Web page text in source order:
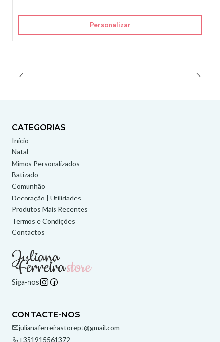
Personalizar
CATEGORIAS
Início
Natal
Mimos Personalizados
Batizado
Comunhão
Decoração | Utilidades
Produtos Mais Recentes
Termos e Condições
Contactos
Siga-nos
CONTACTE-NOS
julianaferreirastorept@gmail.com
+351915561372